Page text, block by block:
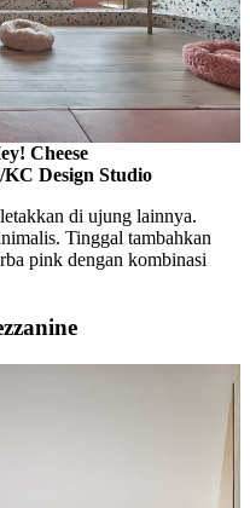
Cheese
KC Design Studio
di ujung lainnya.
Tinggal tambahkan
pink dengan kombinasi